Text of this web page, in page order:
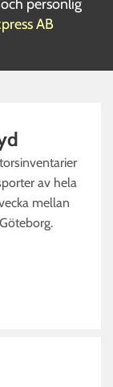
personlig
AB
av hela
mellan